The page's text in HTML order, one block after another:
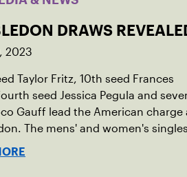
DRAWS
2023
Taylor Fritz, 10th seed Frances
seed Jessica Pegula and
Gauff lead the American charge
The mens' and women's singles
released on Friday for the grass-